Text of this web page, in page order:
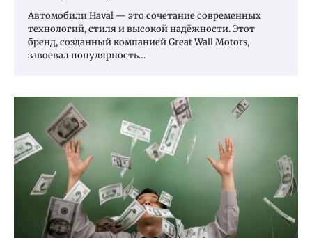
Автомобили Haval — это сочетание современных
технологий, стиля и высокой надёжности. Этот
бренд, созданный компанией Great Wall Motors,
завоевал популярность…